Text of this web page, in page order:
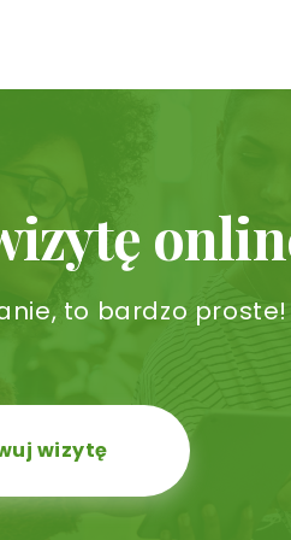
to bardzo proste!
wizytę